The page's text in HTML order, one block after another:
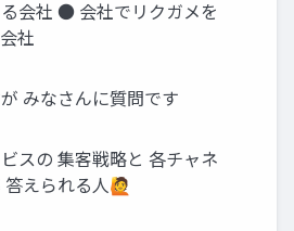
会社 ● 会社でリクガメを
社
みなさんに質問です
スの 集客戦略と 各チャネ
答えられる人🙋